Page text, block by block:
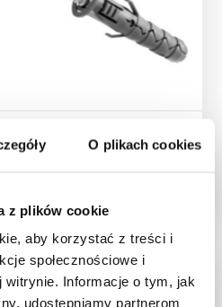
O plikach cookies
z plików cookie
aby korzystać z treści i
społecznościowe i
witrynie. Informacje o tym, jak
udostępniamy partnerom
podwójna 3/4″ –
30 mm